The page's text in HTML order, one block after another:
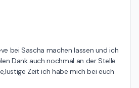
bei Sascha machen lassen und ich
Dank auch nochmal an der Stelle
Zeit ich habe mich bei euch